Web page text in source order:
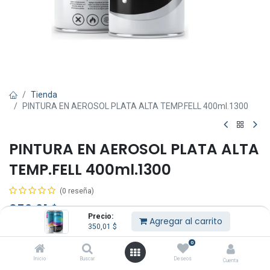
Precio:
350,01 $ Agregar al carrito
Inicio Buscar
0
Deseos Cuenta
Tienda
PINTURA EN AEROSOL PLATA ALTA TEMP.FELL 400ml.1300
PINTURA EN AEROSOL PLATA ALTA
TEMP.FELL 400ml.1300
(0 reseña)
350,01$ IVA Incluido